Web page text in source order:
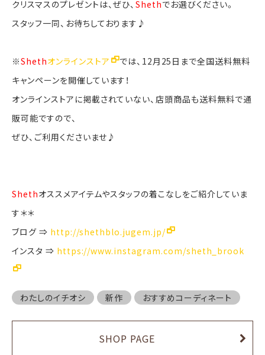
クリスマスのプレゼントは、ぜひ、Shethでお選びください。
スタッフ一同、お待ちしております♪
※Shethオンラインストア
では、12月25日まで全国送料無料
キャンペーンを開催しています！
オンラインストアに掲載されていない、店頭商品も送料無料で通
販可能ですので、
ぜひ、ご利用くださいませ♪
Shethオススメアイテムやスタッフの着こなしをご紹介していま
す＊＊
ブログ ⇒ http://shethblo.jugem.jp/
インスタ ⇒ https://www.instagram.com/sheth_brook
わたしのイチオシ 新作 おすすめコーディネート
SHOP PAGE